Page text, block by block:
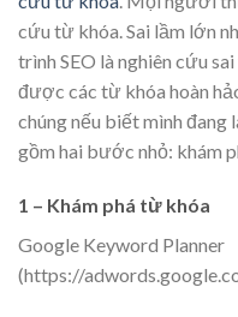
cứu từ khóa. Sai lầm lớn
trình SEO là nghiên cứu
được các từ khóa hoàn
chúng nếu biết mình đang
gồm hai bước nhỏ: khám
1 – Khám phá từ khóa
Google Keyword Planner
(https://